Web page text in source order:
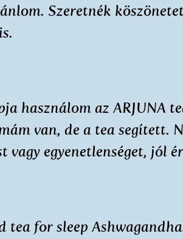
Szeretnék
használom az ARJUNA
van, de a tea segített.
egyenetlenséget, jól
tea for sleep